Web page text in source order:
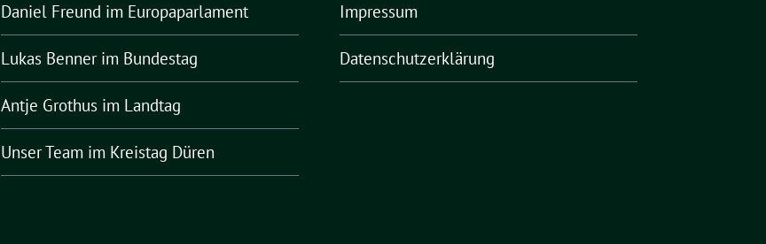
Daniel Freund im Europaparlament
Lukas Bennerim Bundestag
Antje Grothus im Landtag
Unser Team im Kreistag Düren
Impressum
Datenschutzerklärung